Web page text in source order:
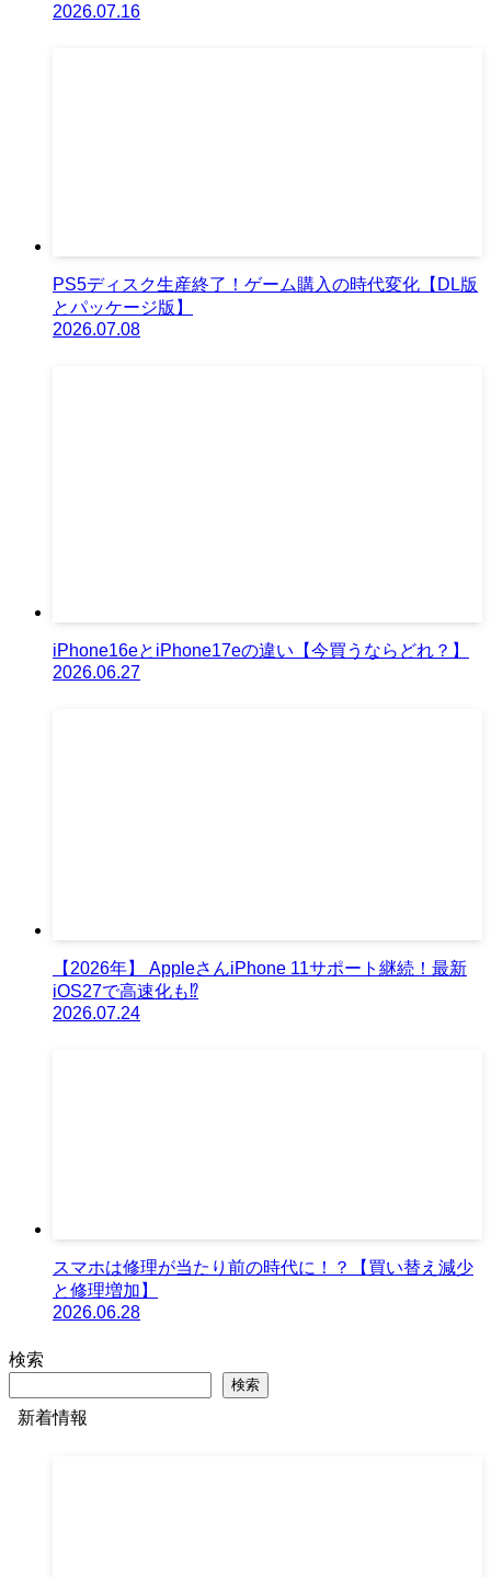
2026.07.16
PS5ディスク生産終了！ゲーム購入の時代変化【DL版
とパッケージ版】
2026.07.08
iPhone16eとiPhone17eの違い【今買うならどれ？】
2026.06.27
【2026年】 AppleさんiPhone 11サポート継続！最新
iOS27で高速化も⁉︎
2026.07.24
スマホは修理が当たり前の時代に！？【買い替え減少
と修理増加】
2026.06.28
検索
検索
新着情報